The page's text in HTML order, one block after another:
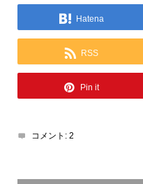
Hatena
RSS
Pin it
コメント: 2